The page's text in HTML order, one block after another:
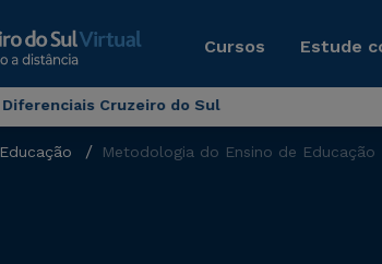
Cursos Estude
Diferenciais Cruzeiro do Sul
Educação Metodologia do Ensino de Educação